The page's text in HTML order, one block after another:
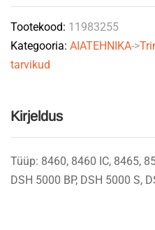
Tootekood: 11983255
Kategooria: AIATEHNIKA->
tarvikud
Kirjeldus
Tüüp: 8460, 8460 IC, 8465,
DSH 5000 BP, DSH 5000 S,